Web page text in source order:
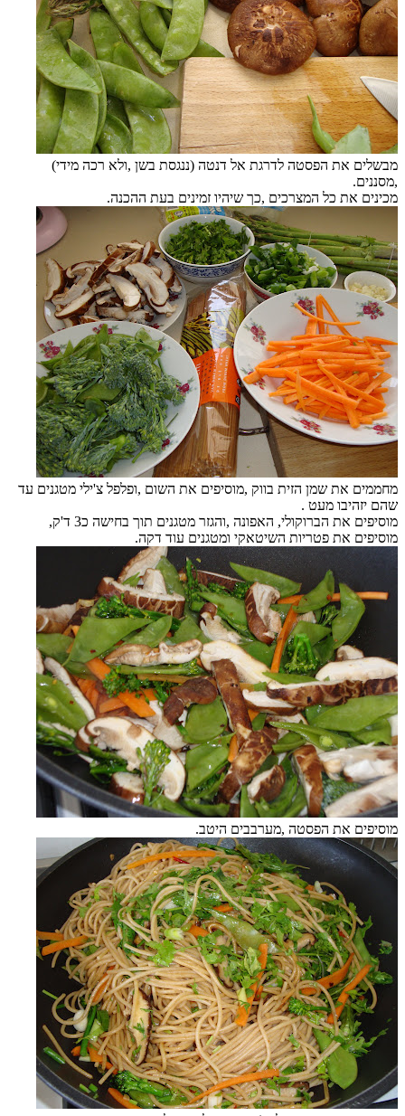
מבשלים את הפסטה לדרגת אל דנטה (ננגסת בשן ,ולא רכה מידי)
,מסננים.
מכינים את כל המצרכים ,כך שיהיו זמינים בעת ההכנה.
מחממים את שמן הזית בווק ,מוסיפים את השום ,ופלפל צ'ילי מטגנים עד
שהם יזהיבו מעט .
מוסיפים את הברוקולי, האפונה ,והגזר מטגנים תוך בחישה כ3 ד'ק,
מוסיפים את פטריות השיטאקי ומטגנים עוד דקה.
מוסיפים את הפסטה ,מערבבים היטב.